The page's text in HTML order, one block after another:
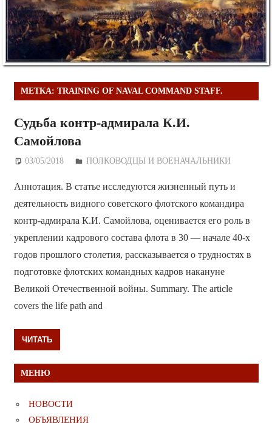
МЕТКА: TRAINING OF NAVAL COMMAND STAFF.
Судьба контр-адмирала К.И.
Самойлова
03/05/2018 Дежурный по Редакции
ПОЛКОВОДЦЫ И ВОЕНАЧАЛЬНИКИ
Аннотация. В статье исследуются жизненный путь и
деятельность видного советского флотского командира
контр-адмирала К.И. Самойлова, оценивается его роль в
укреплении кадрового состава флота в 30 — начале 40-х
годов прошлого столетия, рассказывается о трудностях в
подготовке флотских командных кадров накануне
Великой Отечественной войны. Summary. The article
covers the life path and
ЧИТАТЬ
МЕНЮ
НОВОСТИ
ОБЪЯВЛЕНИЯ